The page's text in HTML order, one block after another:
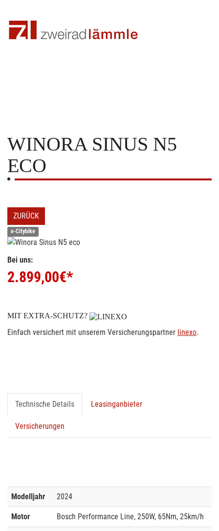
WINORA SINUS N5
ECO
ZURÜCK
e-Citybike
Bei uns:
2.899,00€*
MIT EXTRA-SCHUTZ?
Einfach versichert mit unserem Versicherungspartner linexo.
Technische Details Leasinganbieter
Versicherungen
Modelljahr 2024
Motor Bosch Performance Line, 250W, 65Nm, 25km/h